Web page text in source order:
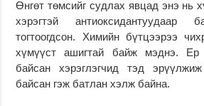
Өнгөт төмсийг судлах явцад энэ нь
хэрэгтэй
тогтоогдсон. Химийн бүтцээрээ
хүмүүст ашигтай байж мэднэ.
байсан хэрэглэгчид тэд
байсан гэж батлан хэлж байна.